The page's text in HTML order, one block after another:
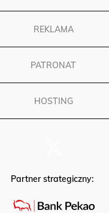
REKLAMA
PATRONAT
HOSTING
Partner strategiczny: